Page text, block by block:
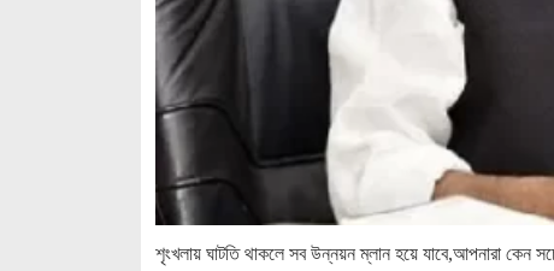
শৃংখলায় ঘাটতি থাকলে সব উন্নয়ন ম্লান হয়ে যাবে,আপনারা কেন